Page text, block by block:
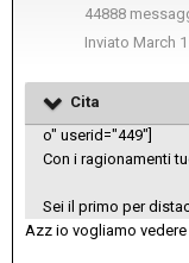
44888
Inviato March 1
Cita
o" userid="449"]
Con i ragionamenti
Sei il primo per
Azz io vogliamo